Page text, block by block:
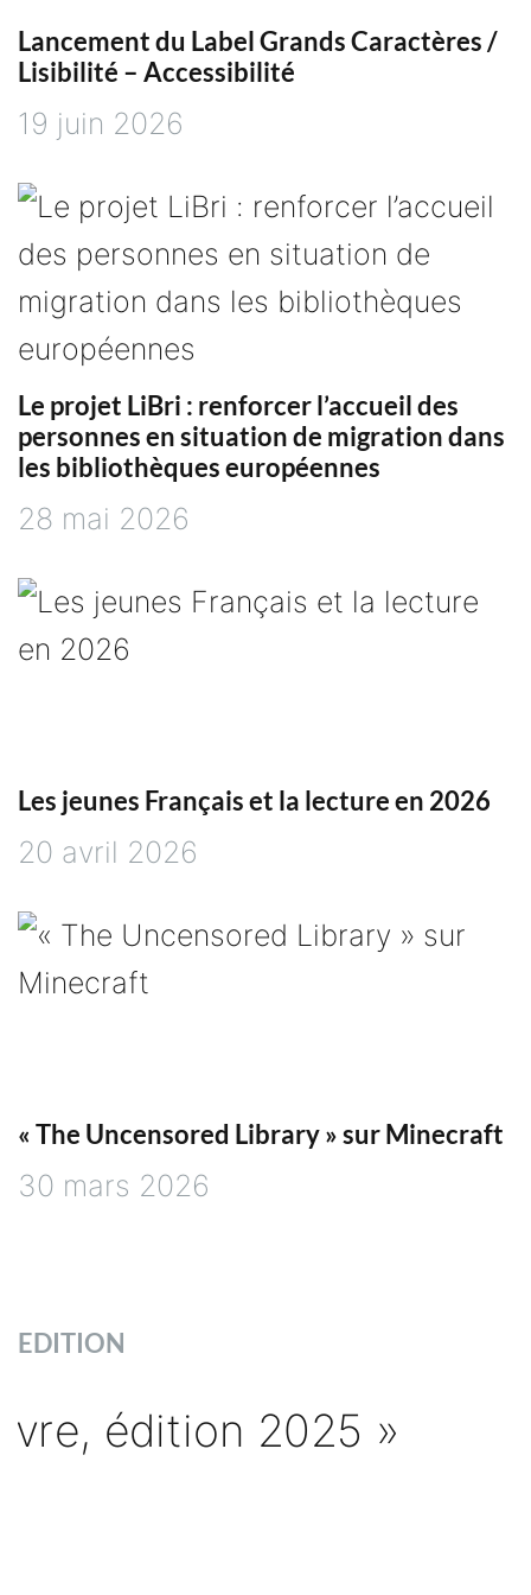
c
l
e
Lancement du Label Grands Caractères /
Lisibilité – Accessibilité
19 juin 2026
Le projet LiBri : renforcer l’accueil des
personnes en situation de migration dans
les bibliothèques européennes
28 mai 2026
Les jeunes Français et la lecture en 2026
20 avril 2026
« The Uncensored Library » sur Minecraft
30 mars 2026
EDITION